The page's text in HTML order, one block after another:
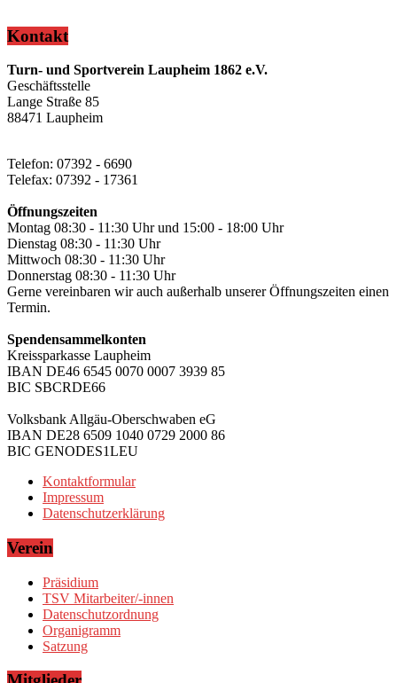
Kontakt
Turn- und Sportverein Laupheim 1862 e.V.
Geschäftsstelle
Lange Straße 85
88471 Laupheim
Telefon: 07392 - 6690
Telefax: 07392 - 17361
Öffnungszeiten
Montag 08:30 - 11:30 Uhr und 15:00 - 18:00 Uhr
Dienstag 08:30 - 11:30 Uhr
Mittwoch 08:30 - 11:30 Uhr
Donnerstag 08:30 - 11:30 Uhr
Gerne vereinbaren wir auch außerhalb unserer Öffnungszeiten einen
Termin.
Spendensammelkonten
Kreissparkasse Laupheim
IBAN DE46 6545 0070 0007 3939 85
BIC SBCRDE66
Volksbank Allgäu-Oberschwaben eG
IBAN DE28 6509 1040 0729 2000 86
BIC GENODES1LEU
Kontaktformular
Impressum
Datenschutzerklärung
Verein
Präsidium
TSV Mitarbeiter/-innen
Datenschutzordnung
Organigramm
Satzung